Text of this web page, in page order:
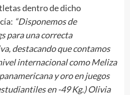
dentro de dicho
“Disponemos de
para una correcta
destacando que contamos
internacional como Meliza
y oro en juegos
en -49 Kg.) Olivia